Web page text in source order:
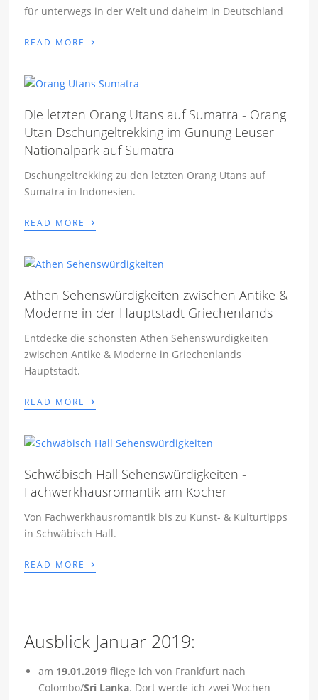
für unterwegs in der Welt und daheim in Deutschland
READ MORE ›
Die letzten Orang Utans auf Sumatra - Orang
Utan Dschungeltrekking im Gunung Leuser
Nationalpark auf Sumatra
Dschungeltrekking zu den letzten Orang Utans auf
Sumatra in Indonesien.
READ MORE ›
Athen Sehenswürdigkeiten zwischen Antike &
Moderne in der Hauptstadt Griechenlands
Entdecke die schönsten Athen Sehenswürdigkeiten
zwischen Antike & Moderne in Griechenlands
Hauptstadt.
READ MORE ›
Schwäbisch Hall Sehenswürdigkeiten -
Fachwerkhausromantik am Kocher
Von Fachwerkhausromantik bis zu Kunst- & Kulturtipps
in Schwäbisch Hall.
READ MORE ›
Ausblick Januar 2019:
am 19.01.2019 fliege ich von Frankfurt nach
Colombo/Sri Lanka. Dort werde ich zwei Wochen